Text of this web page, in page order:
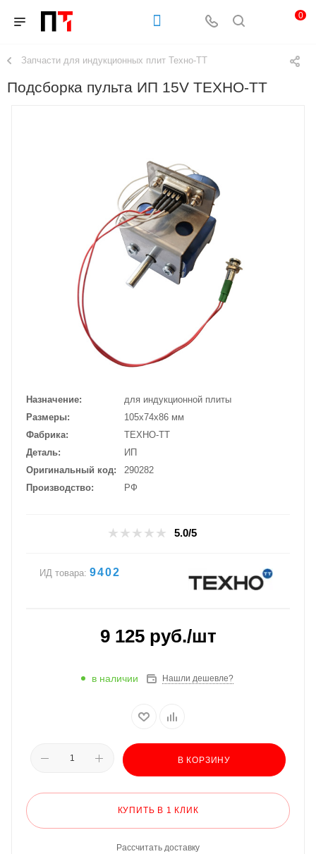
0
Запчасти для индукционных плит Техно-ТТ
Подсборка пульта ИП 15V ТЕХНО-ТТ
Назначение
для индукционной плиты
Размеры
105x74x86 мм
Фабрика
ТЕХНО-ТТ
Деталь
ИП
Оригинальный код
290282
Производство
РФ
5.0/5
ИД товара: 9402
9 125руб./шт
в наличии Нашли дешевле?
В КОРЗИНУ
КУПИТЬ В 1 КЛИК
Рассчитать доставку